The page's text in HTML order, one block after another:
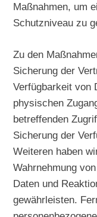
Maßnahmen, um
Schutzniveau zu
Zu den
Sicherung der
Verfügbarkeit von
physischen
betreffenden
Sicherung der
Weiteren haben
Wahrnehmung
Daten und
gewährleisten.